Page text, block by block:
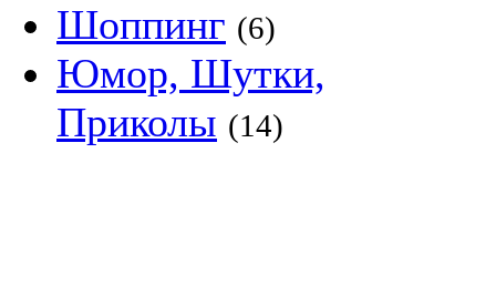
Шоппинг (6)
Юмор, Шутки,
Приколы (14)